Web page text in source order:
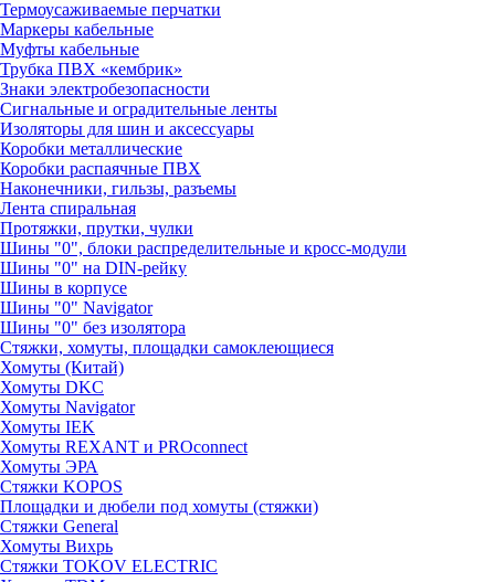
Термоусаживаемые перчатки
Маркеры кабельные
Муфты кабельные
Трубка ПВХ «кембрик»
Знаки электробезопасности
Сигнальные и оградительные ленты
Изоляторы для шин и аксессуары
Коробки металлические
Коробки распаячные ПВХ
Наконечники, гильзы, разъемы
Лента спиральная
Протяжки, прутки, чулки
Шины "0", блоки распределительные и кросс-модули
Шины "0" на DIN-рейку
Шины в корпусе
Шины "0" Navigator
Шины "0" без изолятора
Стяжки, хомуты, площадки самоклеющиеся
Хомуты (Китай)
Хомуты DKC
Хомуты Navigator
Хомуты IEK
Хомуты REXANT и PROconnect
Хомуты ЭРА
Стяжки KOPOS
Площадки и дюбели под хомуты (стяжки)
Стяжки General
Хомуты Вихрь
Стяжки TOKOV ELECTRIC